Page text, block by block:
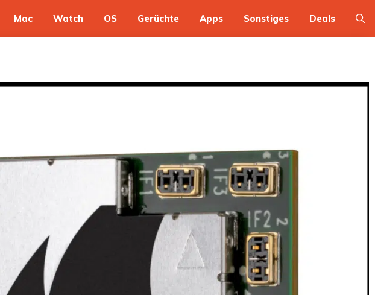
Mac Watch OS Gerüchte Apps Sonstiges Deals